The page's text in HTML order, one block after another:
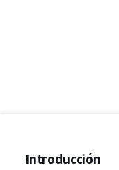
Introducción